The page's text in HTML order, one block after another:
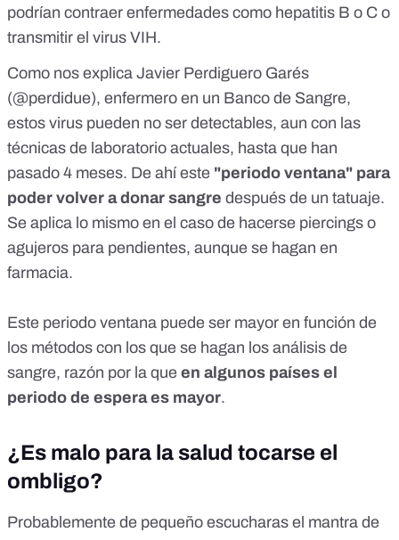
podrían contraer enfermedades como hepatitis B o C o
transmitir el virus VIH.
Como nos explica Javier Perdiguero Garés
(@perdidue), enfermero en un Banco de Sangre,
estos virus pueden no ser detectables, aun con las
técnicas de laboratorio actuales, hasta que han
pasado 4 meses. De ahí este "periodo ventana" para
poder volver a donar sangre después de un tatuaje.
Se aplica lo mismo en el caso de hacerse piercings o
agujeros para pendientes, aunque se hagan en
farmacia.
Este periodo ventana puede ser mayor en función de
los métodos con los que se hagan los análisis de
sangre, razón por la que en algunos países el
periodo de espera es mayor.
¿Es malo para la salud tocarse el
ombligo?
Probablemente de pequeño escucharas el mantra de